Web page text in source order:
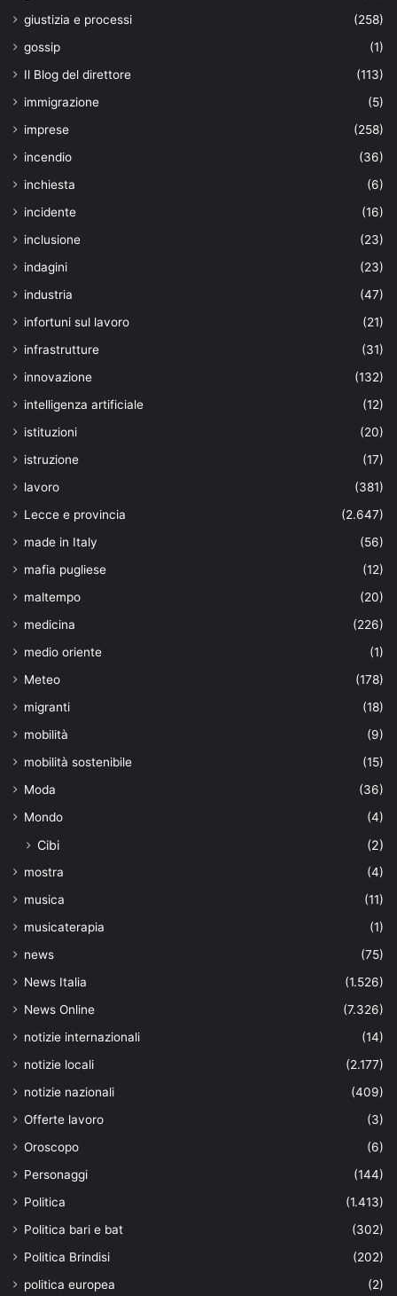
giustizia e processi
(258)
gossip
(1)
Il Blog del direttore
(113)
immigrazione
(5)
imprese
(258)
incendio
(36)
inchiesta
(6)
incidente
(16)
inclusione
(23)
indagini
(23)
industria
(47)
infortuni sul lavoro
(21)
infrastrutture
(31)
innovazione
(132)
intelligenza artificiale
(12)
istituzioni
(20)
istruzione
(17)
lavoro
(381)
Lecce e provincia
(2.647)
made in Italy
(56)
mafia pugliese
(12)
maltempo
(20)
medicina
(226)
medio oriente
(1)
Meteo
(178)
migranti
(18)
mobilità
(9)
mobilità sostenibile
(15)
Moda
(36)
Mondo
(4)
Cibi (2)
mostra
(4)
musica
(11)
musicaterapia
(1)
news
(75)
News Italia
(1.526)
News Online
(7.326)
notizie internazionali
(14)
notizie locali
(2.177)
notizie nazionali
(409)
Offerte lavoro
(3)
Oroscopo
(6)
Personaggi
(144)
Politica
(1.413)
Politica bari e bat
(302)
Politica Brindisi
(202)
politica europea
(2)